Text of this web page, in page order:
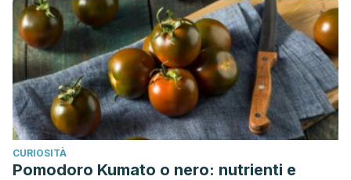
CURIOSITÀ
Pomodoro Kumato o nero: nutrienti e